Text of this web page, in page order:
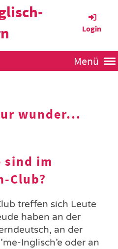
Login
Menü
wunder...
sind im
Club?
treffen sich Leute
haben an der
an der
Inglisch’e oder an